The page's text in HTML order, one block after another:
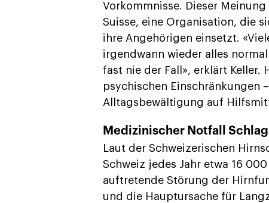
Vorkommnisse. Dieser
Suisse, eine Organisation, die
ihre Angehörigen einsetzt.
irgendwann wieder alles
fast nie der Fall», erklärt
psychischen Einschränkungen
Alltagsbewältigung auf
Medizinischer Notfall
Laut der Schweizerischen
Schweiz jedes Jahr etwa 16
auftretende Störung der
und die Hauptursache für